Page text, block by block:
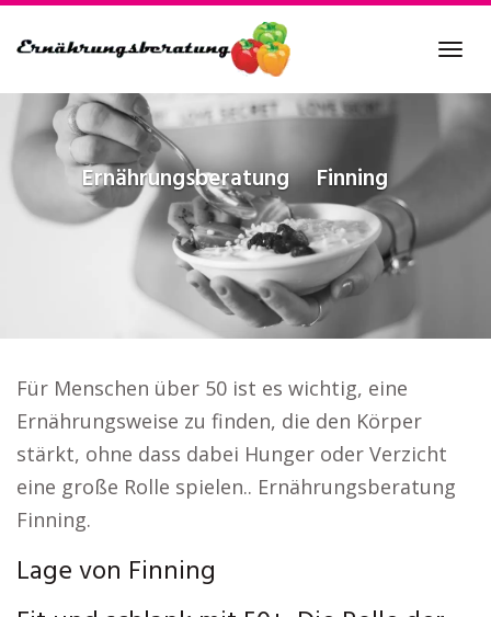
to
content
Ernährungsberatung Finning
Für Menschen über 50 ist es wichtig, eine
Ernährungsweise zu finden, die den Körper
stärkt, ohne dass dabei Hunger oder Verzicht
eine große Rolle spielen.. Ernährungsberatung
Finning.
Lage von Finning